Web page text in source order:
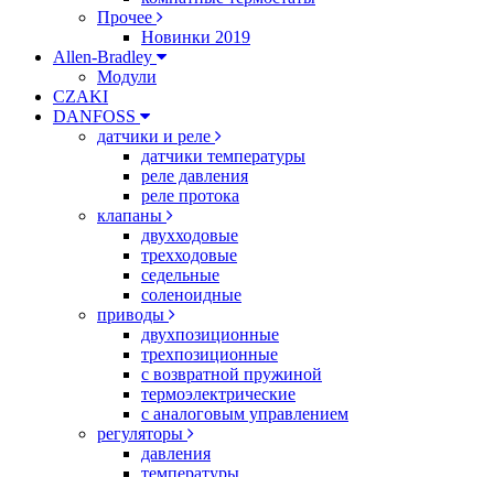
Прочее
Новинки 2019
Allen-Bradley
Модули
CZAKI
DANFOSS
датчики и реле
датчики температуры
реле давления
реле протока
клапаны
двухходовые
трехходовые
седельные
соленоидные
приводы
двухпозиционные
трехпозиционные
с возвратной пружиной
термоэлектрические
с аналоговым управлением
регуляторы
давления
температуры